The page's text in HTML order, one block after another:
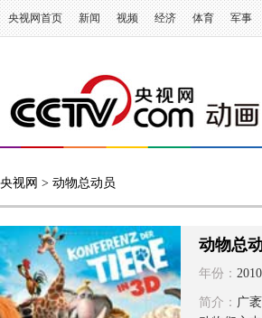
央视网首页 新闻 视频 经济 体育 军事
央视网 > 动物总动员
动物总
年份： 2010
简介： 广